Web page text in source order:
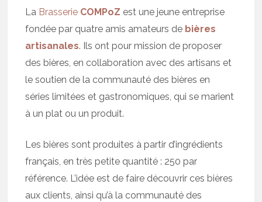
La Brasserie COMPoZ est une jeune entreprise
fondée par quatre amis amateurs de bières
artisanales. Ils ont pour mission de proposer
des bières, en collaboration avec des artisans et
le soutien de la communauté des bières en
séries limitées et gastronomiques, qui se marient
à un plat ou un produit.
Les bières sont produites à partir d’ingrédients
français, en très petite quantité : 250 par
référence. L’idée est de faire découvrir ces bières
aux clients, ainsi qu’à la communauté des